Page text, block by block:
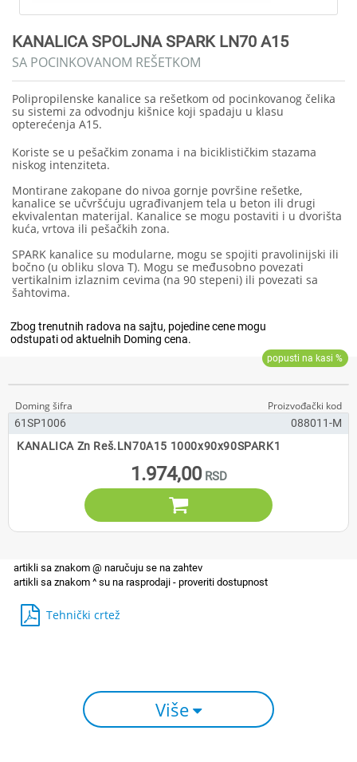
KANALICA SPOLJNA SPARK LN70 A15
SA POCINKOVANOM REŠETKOM
Polipropilenske kanalice sa rešetkom od pocinkovanog čelika
su sistemi za odvodnju kišnice koji spadaju u klasu
opterećenja A15.
Koriste se u pešačkim zonama i na biciklističkim stazama
niskog intenziteta.
Montirane zakopane do nivoa gornje površine rešetke,
kanalice se učvršćuju ugrađivanjem tela u beton ili drugi
ekvivalentan materijal. Kanalice se mogu postaviti i u dvorišta
kuća, vrtova ili pešačkih zona.
SPARK kanalice su modularne, mogu se spojiti pravolinijski ili
bočno (u obliku slova T). Mogu se međusobno povezati
vertikalnim izlaznim cevima (na 90 stepeni) ili povezati sa
šahtovima.
61SP1006
088011-M
KANALICA Zn Reš.LN70A15 1000x90x90SPARK1
1.974,00

Tehnički crtež
Više